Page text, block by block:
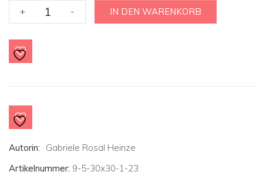
+
Kinderzimmerbild
:
cm
- IN DEN WARENKORB
Autorin:
Gabriele Rosal Heinze
Artikelnummer: 9-5-30x30-1-23